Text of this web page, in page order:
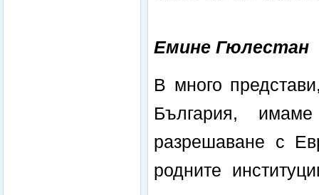
Емине Гюлестан
В много
България,
разрешаване с
родните